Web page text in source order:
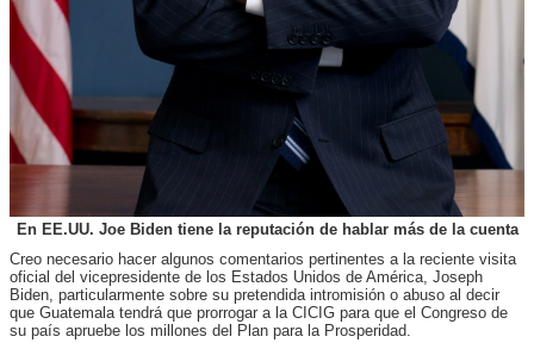
En EE.UU. Joe Biden tiene la reputación de hablar más de la cuenta
Creo necesario hacer algunos comentarios pertinentes a la reciente visita
oficial del vicepresidente de los Estados Unidos de América, Joseph
Biden, particularmente sobre su pretendida intromisión o abuso al decir
que Guatemala tendrá que prorrogar a la CICIG para que el Congreso de
su país apruebe los millones del Plan para la Prosperidad.